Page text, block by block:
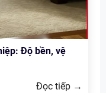
Độ bền, vệ
Đọc tiếp →